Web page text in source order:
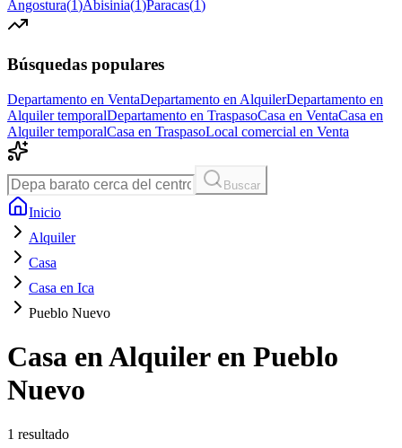
Angostura(1)Abisinia(1)Paracas(1)
Búsquedas populares
Departamento en VentaDepartamento en AlquilerDepartamento en
Alquiler temporalDepartamento en TraspasoCasa en VentaCasa en
Alquiler temporalCasa en TraspasoLocal comercial en Venta
Buscar
Inicio
Alquiler
Casa
Casa en Ica
Pueblo Nuevo
Casa en Alquiler en Pueblo
Nuevo
1 resultado